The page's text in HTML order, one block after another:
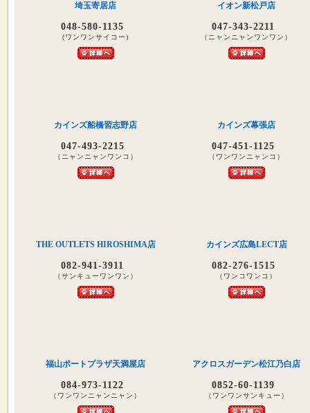
埼玉寄居店
048-580-1135
(ワンワンサイコー)
イオン新松戸店
047-343-2211
（ニャンニャンワンワン）
カインズ船橋習志野店
047-493-2215
（ニャンニャンワンコ）
カインズ幕張店
047-451-1125
（ワンワンニャンコ）
THE OUTLETS HIROSHIMA店
082-941-3911
（サンキューワンワン）
カインズ広島LECT店
082-276-1515
（ワンコワンコ）
福山ポートプラザ天満屋店
084-973-1122
（ワンワンニャンニャン）
アクロスガーデン松江乃白店
0852-60-1139
（ワンワンサンキュー）